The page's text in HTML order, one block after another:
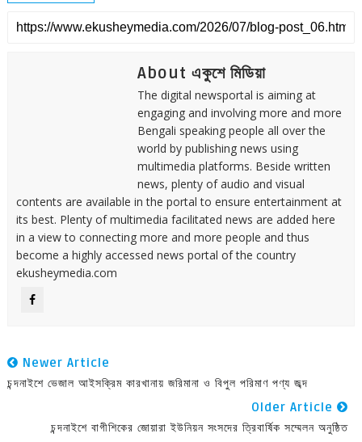
About একুশে মিডিয়া
The digital newsportal is aiming at
engaging and involving more and more
Bengali speaking people all over the
world by publishing news using
multimedia platforms. Beside written
news, plenty of audio and visual
contents are available in the portal to ensure entertainment at
its best. Plenty of multimedia facilitated news are added here
in a view to connecting more and more people and thus
become a highly accessed news portal of the country
ekusheymedia.com
Newer Article
চন্দনাইশে ভেজাল আইসক্রিম কারখানায় জরিমানা ও বিপুল পরিমাণ পণ্য জব্দ
Older Article
চন্দনাইশে বাগীশিকের জোয়ারা ইউনিয়ন সংসদের ত্রিবার্ষিক সম্মেলন অনুষ্ঠিত